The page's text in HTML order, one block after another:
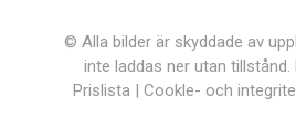
© Alla bilder är skyddade av
inte laddas ner utan tillstånd.
Prislista | Cookle- och